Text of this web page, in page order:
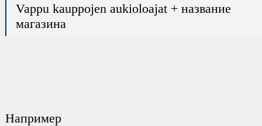
Vappu kauppojen aukioloajat + название
магазина
Например